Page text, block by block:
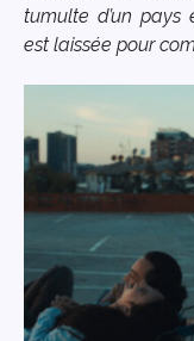
tumulte d’un pays
est laissée pour